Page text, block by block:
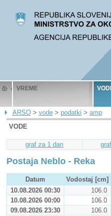
VREME
ARSO> vode> podatki > amp
VODE
graf za 1 dan
Postaja Neblo - Reka
Datum Vodostaj [cm]
10.08.2026 00:30
106.0
10.08.2026 00:00
106.0
09.08.2026 23:30
106.0